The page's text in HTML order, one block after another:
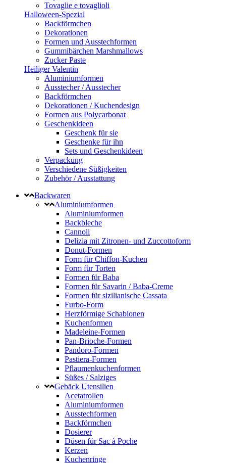
Tovaglie e tovaglioli
Halloween-Spezial
Backförmchen
Dekorationen
Formen und Ausstechformen
Gummibärchen Marshmallows
Zucker Paste
Heiliger Valentin
Aluminiumformen
Ausstecher / Ausstecher
Backförmchen
Dekorationen / Kuchendesign
Formen aus Polycarbonat
Geschenkideen
Geschenk für sie
Geschenke für ihn
Sets und Geschenkideen
Verpackung
Verschiedene Süßigkeiten
Zubehör / Ausstattung
Backwaren
Aluminiumformen
Aluminiumformen
Backbleche
Cannoli
Delizia mit Zitronen- und Zuccottoform
Donut-Formen
Form für Chiffon-Kuchen
Form für Torten
Formen für Baba
Formen für Savarin / Baba-Creme
Formen für sizilianische Cassata
Furbo-Form
Herzförmige Schablonen
Kuchenformen
Madeleine-Formen
Pan-Brioche-Formen
Pandoro-Formen
Pastiera-Formen
Pflaumenkuchenformen
Süßes / Salziges
Gebäck Utensilien
Acetatrollen
Aluminiumformen
Ausstechformen
Backförmchen
Dosierer
Düsen für Sac à Poche
Kerzen
Kuchenringe